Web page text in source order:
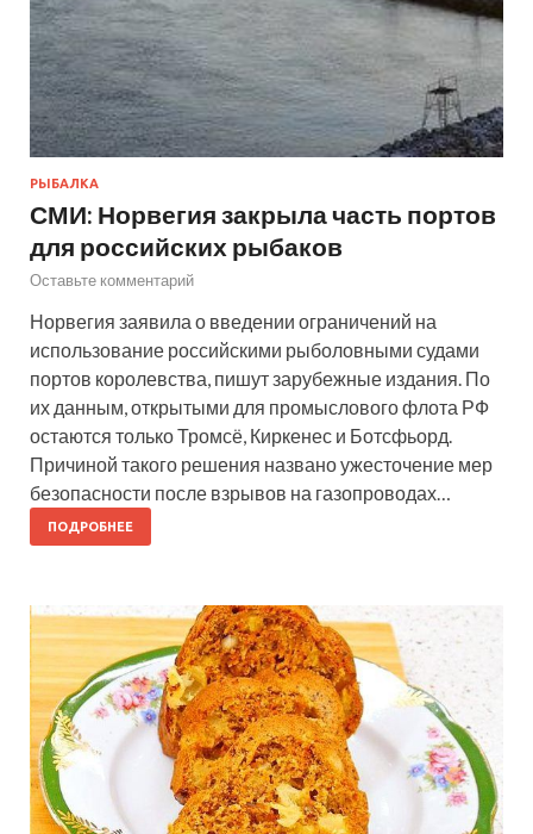
РЫБАЛКА
СМИ: Норвегия закрыла часть портов
для российских рыбаков
Оставьте комментарий
Норвегия заявила о введении ограничений на
использование российскими рыболовными судами
портов королевства, пишут зарубежные издания. По
их данным, открытыми для промыслового флота РФ
остаются только Тромсё, Киркенес и Ботсфьорд.
Причиной такого решения названо ужесточение мер
безопасности после взрывов на газопроводах…
ПОДРОБНЕЕ